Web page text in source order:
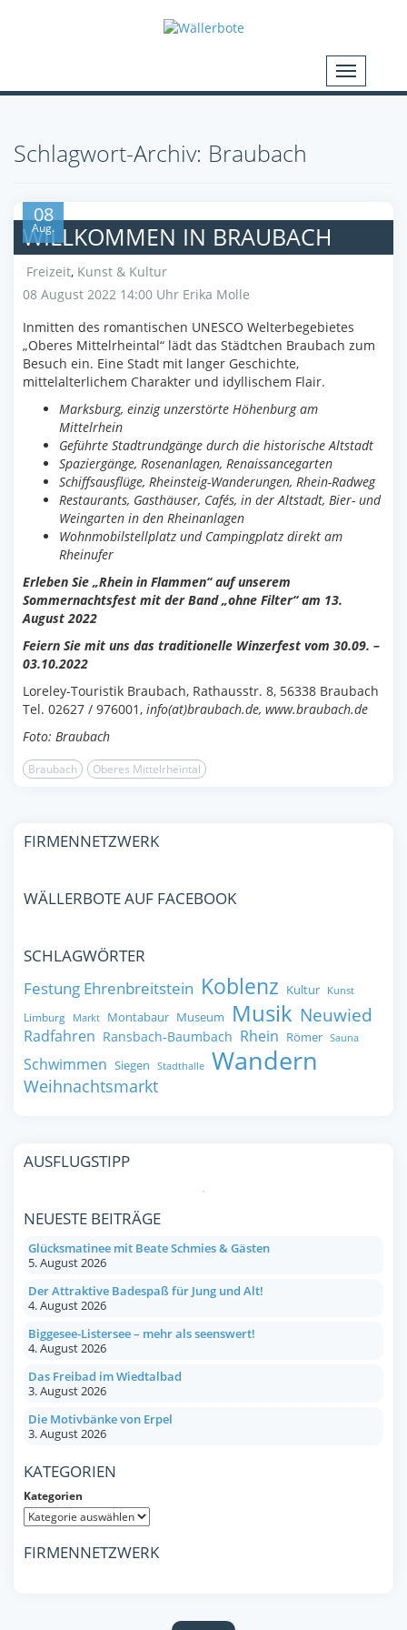
Schlagwort-Archiv: Braubach
08
Aug.
WILLKOMMEN IN BRAUBACH
Freizeit, Kunst & Kultur
08 August 2022 14:00 Uhr Erika Molle
Inmitten des romantischen UNESCO Welterbegebietes
„Oberes Mittelrheintal“ lädt das Städtchen Braubach zum
Besuch ein. Eine Stadt mit langer Geschichte,
mittelalterlichem Charakter und idyllischem Flair.
Marksburg, einzig unzerstörte Höhenburg am
Mittelrhein
Geführte Stadtrundgänge durch die historische Altstadt
Spaziergänge, Rosenanlagen, Renaissancegarten
Schiffsausflüge, Rheinsteig-Wanderungen, Rhein-Radweg
Restaurants, Gasthäuser, Cafés, in der Altstadt, Bier- und
Weingarten in den Rheinanlagen
Wohnmobilstellplatz und Campingplatz direkt am
Rheinufer
Erleben Sie „Rhein in Flammen“ auf unserem
Sommernachtsfest mit der Band „ohne Filter“am 13.
August 2022
Feiern Sie mit uns das traditionelle Winzerfest vom 30.09. –
03.10.2022
Loreley-Touristik Braubach, Rathausstr. 8, 56338 Braubach
Tel. 02627 / 976001, info(at)braubach.de, www.braubach.de
Foto: Braubach
Braubach Oberes Mittelrheintal
FIRMENNETZWERK
WÄLLERBOTE AUF FACEBOOK
SCHLAGWÖRTER
Festung Ehrenbreitstein Koblenz Kultur Kunst
Limburg Markt Montabaur Museum Musik Neuwied
Radfahren Ransbach-Baumbach Rhein Römer Sauna
Schwimmen Siegen Stadthalle Wandern
Weihnachtsmarkt
AUSFLUGSTIPP
NEUESTE BEITRÄGE
Glücksmatinee mit Beate Schmies & Gästen
5. August 2026
Der Attraktive Badespaß für Jung und Alt!
4. August 2026
Biggesee-Listersee – mehr als seenswert!
4. August 2026
Das Freibad im Wiedtalbad
3. August 2026
Die Motivbänke von Erpel
3. August 2026
KATEGORIEN
Kategorien
FIRMENNETZWERK